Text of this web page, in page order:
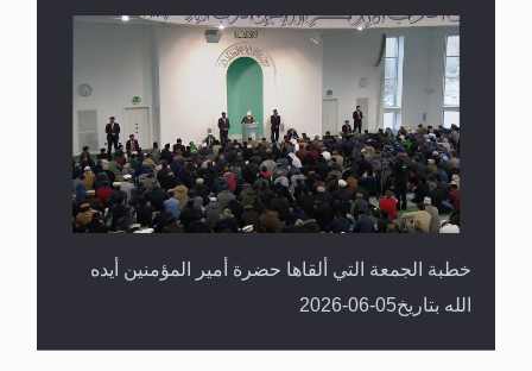
خطبة الجمعة التي ألقاها حضرة أمير المؤمنين أيده
الله بتاريخ05-06-2026